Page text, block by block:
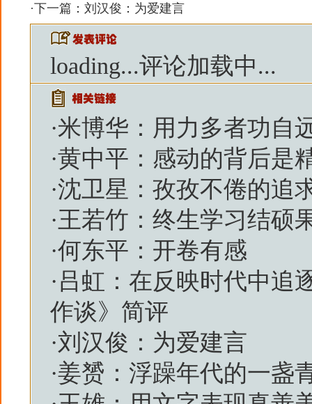
·下一篇： 刘汉俊：为爱建言
loading...评论加载中...
·米博华：用力多者功自
·黄中平：感动的背后是
·沈卫星：孜孜不倦的追
·王若竹：终生学习结硕
·何东平：开卷有感
·吕虹：在反映时代中
作谈》简评
·刘汉俊：为爱建言
·姜赟：浮躁年代的一盏